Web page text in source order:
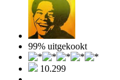
99% uitgekookt
10.299